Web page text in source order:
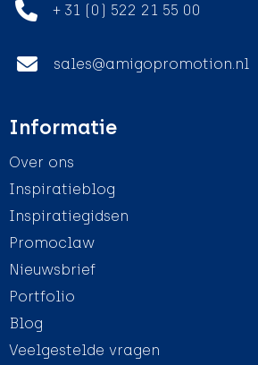
+ 31 (0) 522 21 55 00
sales@amigopromotion.nl
Informatie
Over ons
Inspiratieblog
Inspiratiegidsen
Promoclaw
Nieuwsbrief
Portfolio
Blog
Veelgestelde vragen